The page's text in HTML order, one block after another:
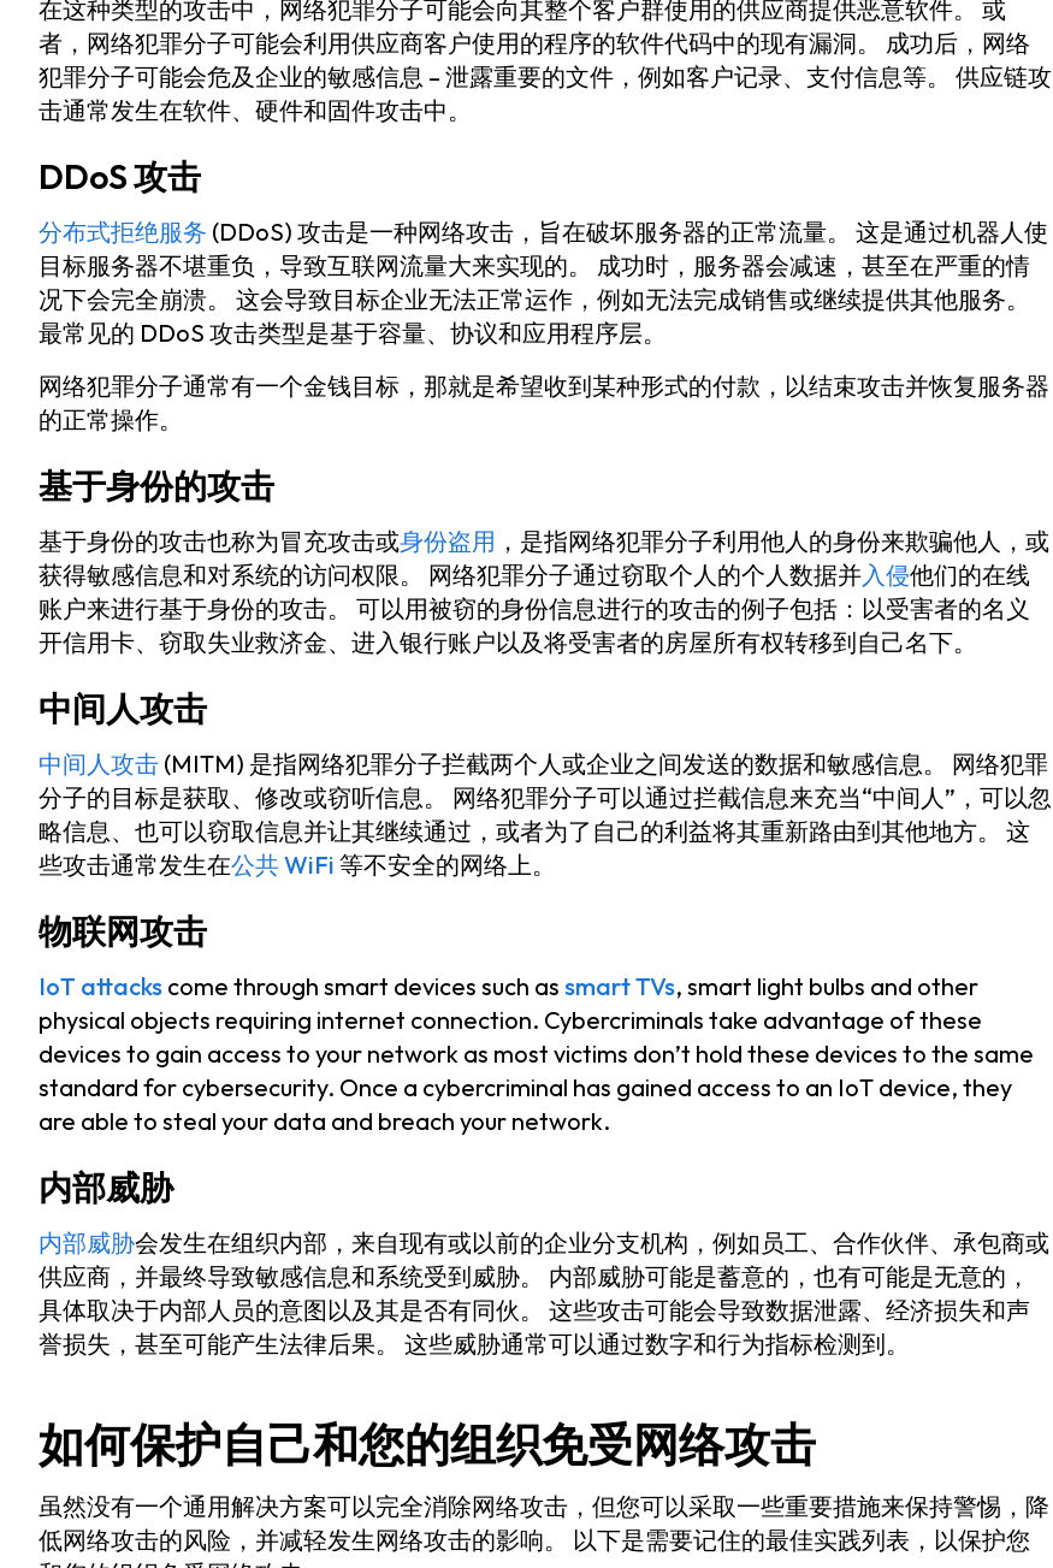
在这种类型的攻击中，网络犯罪分子可能会向其整个客户群使用的供应商提供恶意软件。 或
者，网络犯罪分子可能会利用供应商客户使用的程序的软件代码中的现有漏洞。 成功后，网络
犯罪分子可能会危及企业的敏感信息 – 泄露重要的文件，例如客户记录、支付信息等。 供应链攻
击通常发生在软件、硬件和固件攻击中。
DDoS 攻击
分布式拒绝服务 (DDoS) 攻击是一种网络攻击，旨在破坏服务器的正常流量。 这是通过机器人使
目标服务器不堪重负，导致互联网流量大来实现的。 成功时，服务器会减速，甚至在严重的情
况下会完全崩溃。 这会导致目标企业无法正常运作，例如无法完成销售或继续提供其他服务。
最常见的 DDoS 攻击类型是基于容量、协议和应用程序层。
网络犯罪分子通常有一个金钱目标，那就是希望收到某种形式的付款，以结束攻击并恢复服务器
的正常操作。
基于身份的攻击
基于身份的攻击也称为冒充攻击或身份盗用 ，是指网络犯罪分子利用他人的身份来欺骗他人，或
获得敏感信息和对系统的访问权限。 网络犯罪分子通过窃取个人的个人数据并入侵他们的在线
账户来进行基于身份的攻击。 可以用被窃的身份信息进行的攻击的例子包括：以受害者的名义
开信用卡、窃取失业救济金、进入银行账户以及将受害者的房屋所有权转移到自己名下。
中间人攻击
中间人攻击 (MITM) 是指网络犯罪分子拦截两个人或企业之间发送的数据和敏感信息。 网络犯罪
分子的目标是获取、修改或窃听信息。 网络犯罪分子可以通过拦截信息来充当“中间人”，可以忽
略信息、也可以窃取信息并让其继续通过，或者为了自己的利益将其重新路由到其他地方。 这
些攻击通常发生在公共 WiFi 等不安全的网络上。
物联网攻击
IoT attacks come through smart devices such as smart TVs, smart light bulbs and other
physical objects requiring internet connection. Cybercriminals take advantage of these
devices to gain access to your network as most victims don’t hold these devices to the same
standard for cybersecurity. Once a cybercriminal has gained access to an IoT device, they
are able to steal your data and breach your network.
内部威胁
内部威胁会发生在组织内部，来自现有或以前的企业分支机构，例如员工、合作伙伴、承包商或
供应商，并最终导致敏感信息和系统受到威胁。 内部威胁可能是蓄意的，也有可能是无意的，
具体取决于内部人员的意图以及其是否有同伙。 这些攻击可能会导致数据泄露、经济损失和声
誉损失，甚至可能产生法律后果。 这些威胁通常可以通过数字和行为指标检测到。
如何保护自己和您的组织免受网络攻击
虽然没有一个通用解决方案可以完全消除网络攻击，但您可以采取一些重要措施来保持警惕，降
低网络攻击的风险，并减轻发生网络攻击的影响。 以下是需要记住的最佳实践列表，以保护您